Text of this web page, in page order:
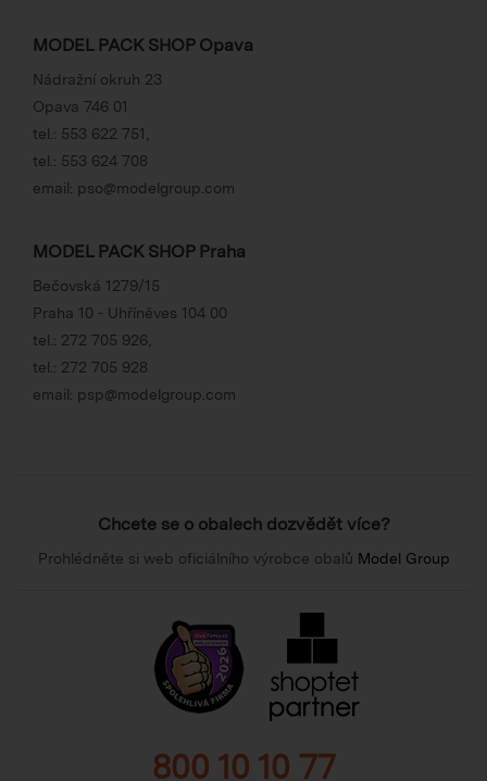
MODEL PACK SHOP Opava
Nádražní okruh 23
Opava 746 01
tel.: 553 622 751
tel.: 553 624 708
email: pso@modelgroup.com
MODEL PACK SHOP Praha
Bečovská 1279/15
Praha 10 - Uhříněves 104 00
tel.: 272 705 926
tel.: 272 705 928
email: psp@modelgroup.com
Chcete se o obalech dozvědět více?
Prohlédněte si web oficiálního výrobce obalů Model Group
800 10 10 77